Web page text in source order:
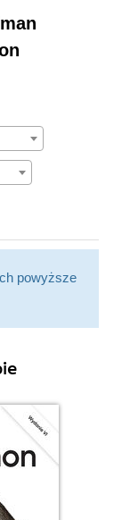
Log
powyższe